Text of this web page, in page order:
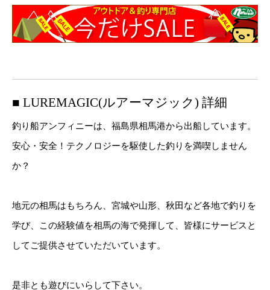
■ LUREMAGIC(ルアーマジック) 詳細
釣り船アンフィニーは、福島県相馬港から出船しています。
安心・安全！テクノロジーを駆使した釣りを満喫しません
か？
地元の相馬はもちろん、宮城や山形、秋田など各地で釣りを
学び、この経験値を相馬の海で発揮して、皆様にサービスと
してご提供させていただいています。
是非とも遊びにいらして下さい。